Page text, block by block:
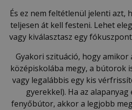
És ez nem feltétlenül jelenti azt,
teljesen át kell festeni. Lehet
vagy kiválasztasz egy
Gyakori szituáció, hogy amikor
középiskolába megy, a bútorok
vagy legalábbis egy kis
gyerekkel). Ha az alapanyag
fenyőbútor, akkor a legjobb